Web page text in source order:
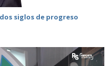
siglos de progreso